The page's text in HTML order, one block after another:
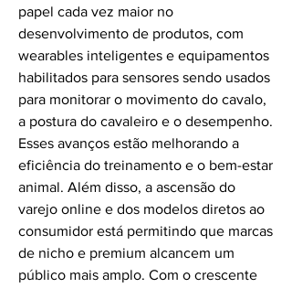
papel cada vez maior no
desenvolvimento de produtos, com
wearables inteligentes e equipamentos
habilitados para sensores sendo usados
para monitorar o movimento do cavalo,
a postura do cavaleiro e o desempenho.
Esses avanços estão melhorando a
eficiência do treinamento e o bem-estar
animal. Além disso, a ascensão do
varejo online e dos modelos diretos ao
consumidor está permitindo que marcas
de nicho e premium alcancem um
público mais amplo. Com o crescente